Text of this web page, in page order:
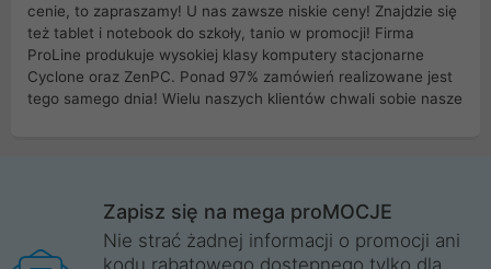
cenie, to zapraszamy! U nas zawsze niskie ceny! Znajdzie się
też tablet i notebook do szkoły, tanio w promocji! Firma
ProLine produkuje wysokiej klasy komputery stacjonarne
Cyclone oraz ZenPC. Ponad 97% zamówień realizowane jest
tego samego dnia! Wielu naszych klientów chwali sobie nasze
Wrocław, Poznań, Legnica, Katowice, Gliwice, Kalisz, Bytom,
Trzebnica, Opole. Szybka i profesjonalna obsługa!
Zapisz się na mega proMOCJE
Nie strać żadnej informacji o promocji ani